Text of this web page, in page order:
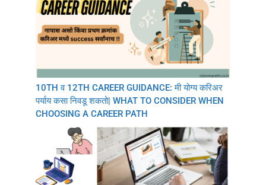
10TH व 12TH CAREER GUIDANCE: मी योग्य करिअर
पर्याय कसा निवडू शकतो| WHAT TO CONSIDER WHEN
CHOOSING A CAREER PATH